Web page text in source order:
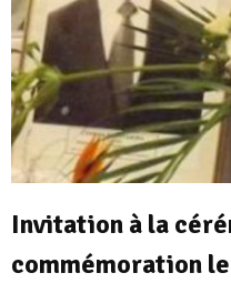
Invitation à la
commémoration